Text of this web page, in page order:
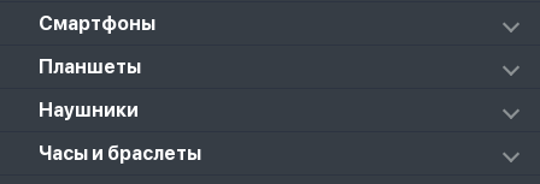
Смартфоны
Redmi
Mi
Black Shark
Планшеты
Mi Pad 6S Pro
Mi Pad 7 Pro
Наушники
Mi FlipBuds Pro
Часы и браслеты